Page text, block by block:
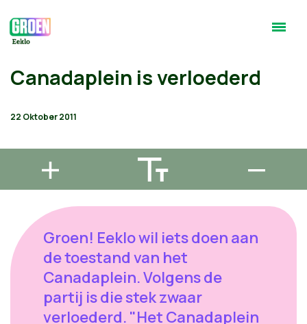
Canadaplein is verloederd
22 Oktober 2011
Groen! Eeklo wil iets doen aan
de toestand van het
Canadaplein. Volgens de
partij is die stek zwaar
verloederd. "Het Canadaplein